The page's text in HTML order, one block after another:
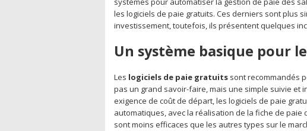
les logiciels de paie gratuits. Ces derniers sont plus
investissement, toutefois, ils présentent quelques
Un système basique pour
Les logiciels de paie gratuits sont recommandés
pas un grand savoir-faire, mais une simple suivie et
exigence de coût de départ, les logiciels de paie
automatiques, avec la réalisation de la fiche de paie
sont moins efficaces que les autres types sur le